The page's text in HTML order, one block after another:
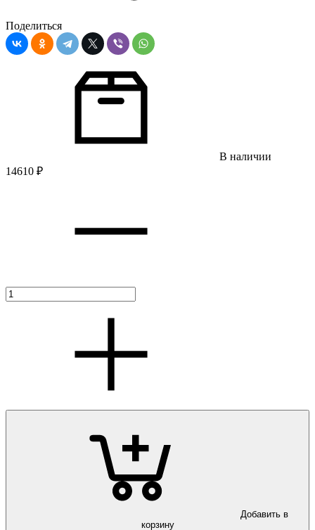
Поделиться
В наличии
14610 ₽
корзину